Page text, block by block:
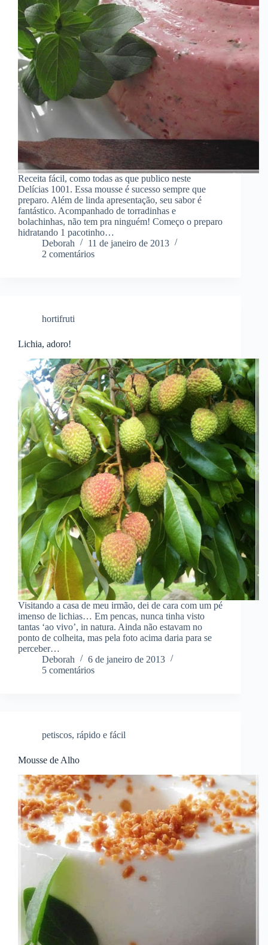
Receita fácil, como todas as que publico neste
Delícias 1001. Essa mousse é sucesso sempre que
preparo. Além de linda apresentação, seu sabor é
fantástico. Acompanhado de torradinhas e
bolachinhas, não tem pra ninguém! Começo o preparo
hidratando 1 pacotinho…
Deborah
11 de janeiro de 2013
2 comentários
hortifruti
Lichia, adoro!
Visitando a casa de meu irmão, dei de cara com um pé
imenso de lichias… Em pencas, nunca tinha visto
tantas ‘ao vivo’, in natura. Ainda não estavam no
ponto de colheita, mas pela foto acima daria para se
perceber…
Deborah
6 de janeiro de 2013
5 comentários
petiscos, rápido e fácil
Mousse de Alho